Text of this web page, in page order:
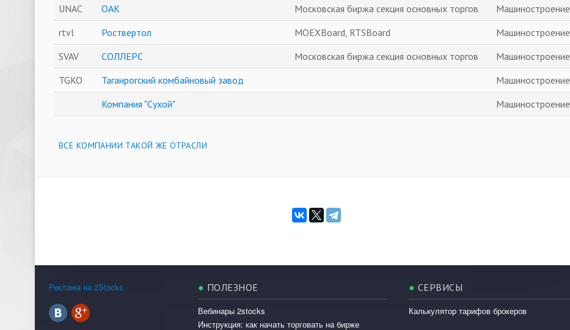
UNAC
ОАК Московская биржа секция основных торгов
Машиностроение
rtvl
Роствертол MOEXBoard, RTSBoard
Машиностроение
SVAV
СОЛЛЕРС Московская биржа секция основных торгов
Машиностроение
TGKO
Таганрогский комбайновый завод
Машиностроение
Компания "Сухой"
Машиностроение
ВСЕ КОМПАНИИ ТАКОЙ ЖЕ ОТРАСЛИ
Реклама на 2Stocks ● ПОЛЕЗНОЕ
Вебинары 2stocks
Инструкция: как начать торговать на бирже
● СЕРВИСЫ
Калькулятор тарифов брокеров